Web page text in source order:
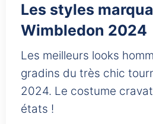
Les styles
Wimbledon 2024
Les meilleurs looks
gradins du très chic
2024. Le costume
états !